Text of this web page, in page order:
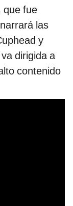
que fue
las
y
dirigida a
contenido